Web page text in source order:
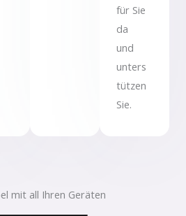
für Sie
da
und
unters
tützen
Sie.
mit all Ihren Geräten